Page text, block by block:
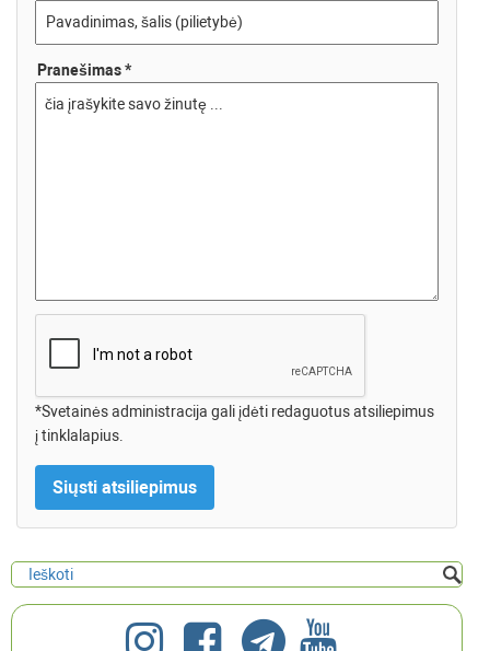
Pranešimas *
*Svetainės administracija gali įdėti redaguotus atsiliepimus
į tinklalapius.